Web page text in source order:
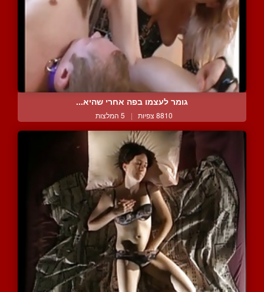
גומר לעצמו בפה אחרי שהיא...
8810 צפיות | 5 המלצות